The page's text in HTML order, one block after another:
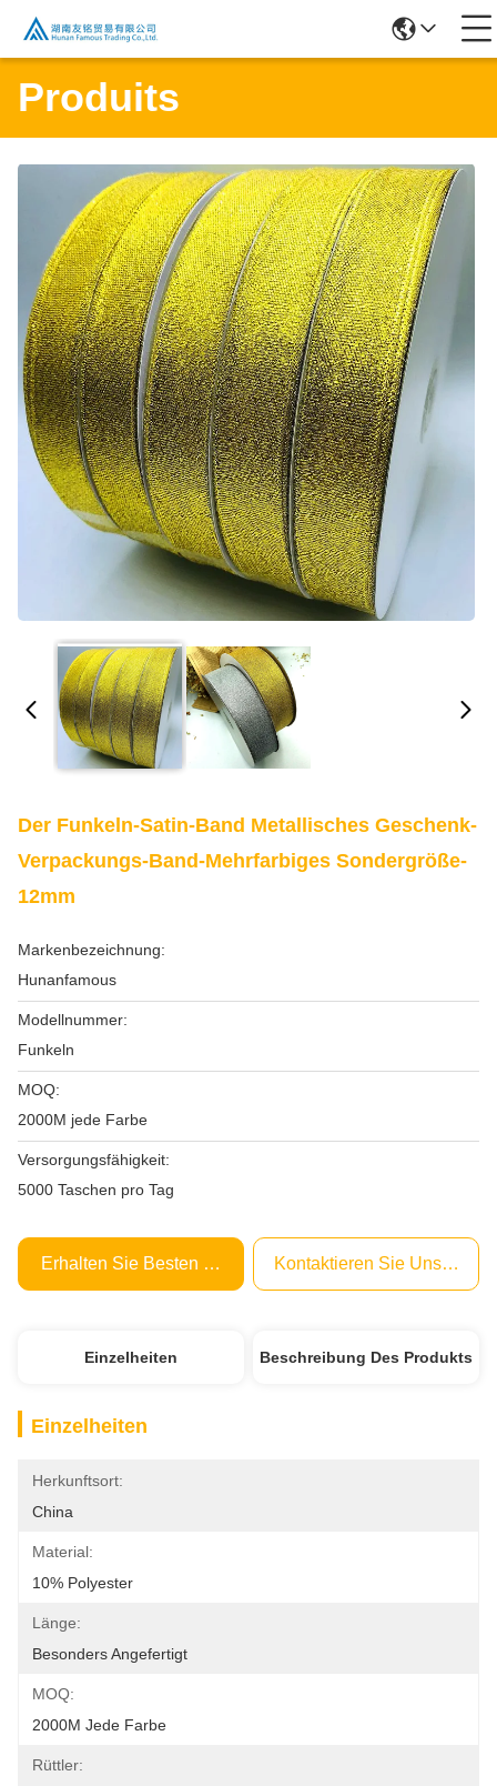
Produits
Der Funkeln-Satin-Band Metallisches Geschenk-
Verpackungs-Band-Mehrfarbiges Sondergröße-
12mm
Markenbezeichnung:
Hunanfamous
Modellnummer:
Funkeln
MOQ:
2000M jede Farbe
Versorgungsfähigkeit:
5000 Taschen pro Tag
Erhalten Sie Besten Preis Kontaktieren Sie Uns Jetzt
Einzelheiten Beschreibung Des Produkts
Einzelheiten
Herkunftsort:
China
Material:
10% Polyester
Länge:
Besonders Angefertigt
MOQ:
2000M Jede Farbe
Rüttler: